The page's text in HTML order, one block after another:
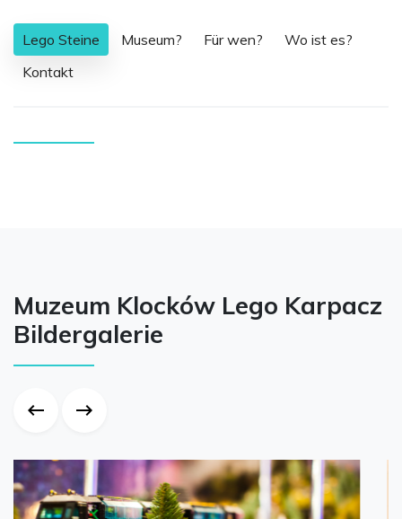
Lego Steine Museum? Für wen?
Wo ist es?
Kontakt
Muzeum Klocków Lego Karpacz
Bildergalerie